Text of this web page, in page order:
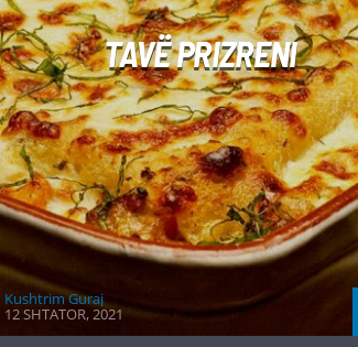
TAVË PRIZRENI
Kushtrim Guraj
12 SHTATOR, 2021